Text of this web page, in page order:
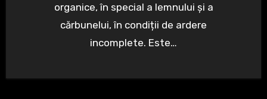
organice, în special a lemnului și a
cărbunelui, în condiții de ardere
incomplete. Este…